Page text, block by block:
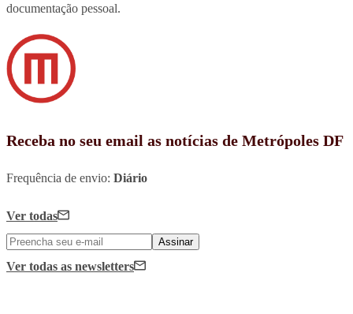
documentação pessoal.
Receba no seu email as notícias de Metrópoles DF
Frequência de envio: Diário
Ver todas
Assinar
Ver todas as newsletters